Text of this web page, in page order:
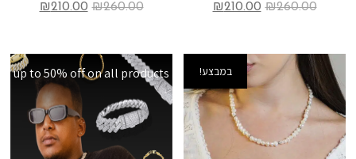
₪260.00
₪210.00
₪260.00
₪210.00
במבצע! up to 50% off on all products